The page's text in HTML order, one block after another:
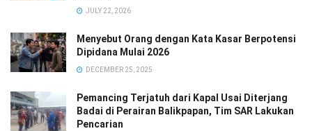
JULY 22, 2026
Menyebut Orang dengan Kata Kasar Berpotensi
Dipidana Mulai 2026
DECEMBER 25, 2025
Pemancing Terjatuh dari Kapal Usai Diterjang
Badai di Perairan Balikpapan, Tim SAR Lakukan
Pencarian